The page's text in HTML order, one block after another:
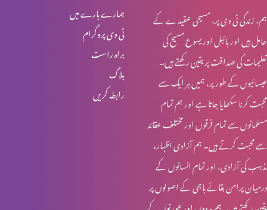
انبیا ء و بزرگ – ابراہام
انبیاء و بزرگ – حنوک اور نوح
انبیاء و بزرگ – آدم اور حنوک
ہمارے بارے میں
ٹی وی پروگرام
براہ راست
بلاگ
رابطہ کریں
ہم، زندگی ٹی وی پر، مسیحی عقیدے کے
حامل ہیں اور بائبل اور یسوع مسیح کی
تعلیمات کی صداقت پر یقین رکھتے ہیں۔
عیسائیوں کے طور پر، ہمیں ہر ایک سے
محبت کرنا سکھایا جاتا ہے اور ہم تمام
مسلمانوں سے تمام فرقوں اور مختلف عقائد
سے محبت کرتے ہیں۔ ہم آزادی اظہار،
مذہب کی آزادی، اور تمام انسانوں کے
درمیان پرامن بقائے باہمی کے اصولوں پر